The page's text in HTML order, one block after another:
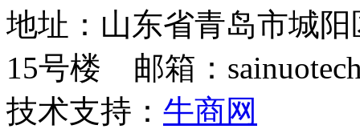
地址：山东省青岛市城
15号楼 邮箱：
技术支持： 牛商网